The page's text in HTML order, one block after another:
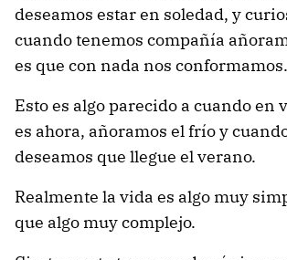
deseamos estar en soledad, y
cuando tenemos compañía
es que con nada nos conformamos.
Esto es algo parecido a cuando en
es ahora, añoramos el frío y
deseamos que llegue el verano.
Realmente la vida es algo muy
que algo muy complejo.